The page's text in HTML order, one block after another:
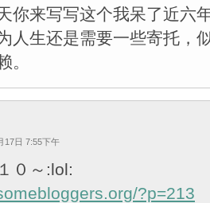
你来写写这个我呆了近六
人生还是需要一些寄托，
。
17日 7:55下午
０～:lol:
?p=213